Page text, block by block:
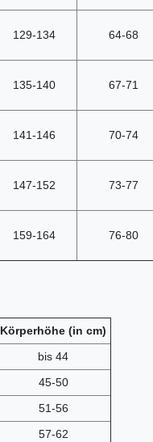
129-134 64-68
135-140 67-71
141-146 70-74
147-152 73-77
159-164 76-80
Körperhöhe (in cm)
bis 44
45-50
51-56
57-62